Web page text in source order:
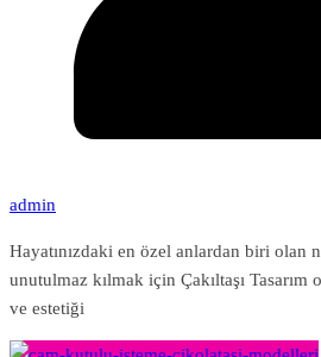
admin
Hayatınızdaki en özel anlardan biri olan
unutulmaz kılmak için Çakıltaşı Tasarım
ve estetiği